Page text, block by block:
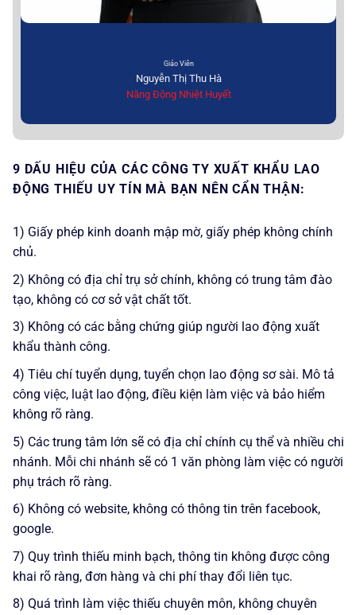
Giáo Viên
Nguyễn Thị Thu Hà
Năng Động Nhiệt Huyết
9 DẤU HIỆU CỦA CÁC CÔNG TY XUẤT KHẨU LAO
ĐỘNG THIẾU UY TÍN MÀ BẠN NÊN CẨN THẬN:
1) Giấy phép kinh doanh mập mờ, giấy phép không chính
chủ.
2) Không có địa chỉ trụ sở chính, không có trung tâm đào
tạo, không có cơ sở vật chất tốt.
3) Không có các bằng chứng giúp người lao động xuất
khẩu thành công.
4) Tiêu chí tuyển dụng, tuyển chọn lao động sơ sài. Mô tả
công việc, luật lao động, điều kiện làm việc và bảo hiểm
không rõ ràng.
5) Các trung tâm lớn sẽ có địa chỉ chính cụ thể và nhiều chi
nhánh. Mỗi chi nhánh sẽ có 1 văn phòng làm việc có người
phụ trách rõ ràng.
6) Không có website, không có thông tin trên facebook,
google.
7) Quy trình thiếu minh bạch, thông tin không được công
khai rõ ràng, đơn hàng và chi phí thay đổi liên tục.
8) Quá trình làm việc thiếu chuyên môn, không chuyên